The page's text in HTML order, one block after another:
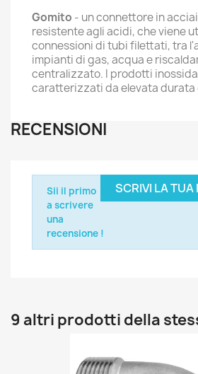
Gomito - un connettore in
resistente agli acidi, che viene
connessioni di tubi filettati, tra
impianti di gas, acqua e
centralizzato. I prodotti
caratterizzati da elevata durata
RECENSIONI
SCRIVI LA TUA
Sii il primo
a scrivere
una
recensione !
9 altri prodotti della